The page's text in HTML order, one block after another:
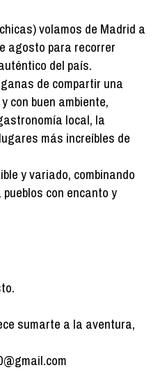
volamos de Madrid a
agosto para recorrer
del país.
de compartir una
con buen ambiente,
local, la
más increíbles de
y variado, combinando
con encanto y
sumarte a la aventura,